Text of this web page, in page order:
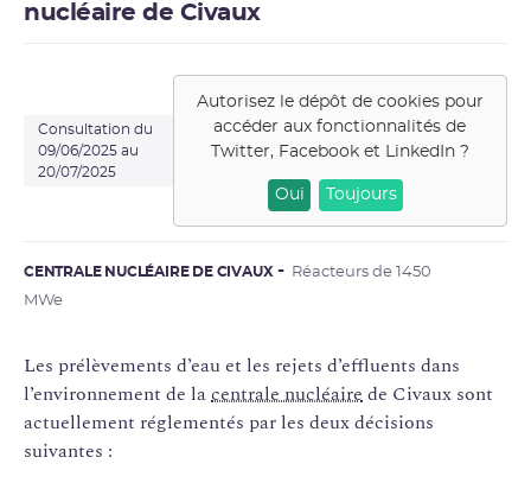
nucléaire de Civaux
Consultation du
09/06/2025 au
20/07/2025
Autorisez le dépôt de cookies pour
accéder aux fonctionnalités de
Twitter, Facebook et LinkedIn?
Oui Toujours
CENTRALE NUCLÉAIRE DE CIVAUX
Réacteurs de 1450
MWe
Les prélèvements d’eau et les rejets d’effluents dans
l’environnement de lacentrale nucléairede Civaux sont
actuellement réglementés par les deux décisions
suivantes :